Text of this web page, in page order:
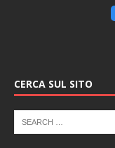
CERCA SUL SITO